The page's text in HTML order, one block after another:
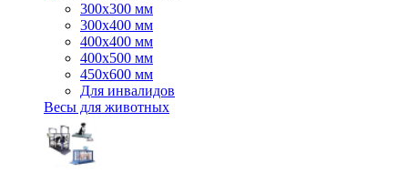
300х300 мм
300х400 мм
400х400 мм
400х500 мм
450х600 мм
Для инвалидов
Весы для животных